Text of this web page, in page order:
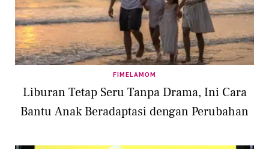
FIMELAMOM
Liburan Tetap Seru Tanpa Drama, Ini Cara
Bantu Anak Beradaptasi dengan Perubahan